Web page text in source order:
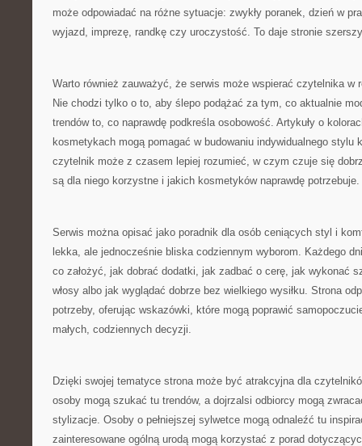
może odpowiadać na różne sytuacje: zwykły poranek, dzień w
wyjazd, imprezę, randkę czy uroczystość. To daje stronie
Warto również zauważyć, że serwis może wspierać czytelnika w
Nie chodzi tylko o to, aby ślepo podążać za tym, co aktualnie
trendów to, co naprawdę podkreśla osobowość. Artykuły o
kosmetykach mogą pomagać w budowaniu indywidualnego stylu
czytelnik może z czasem lepiej rozumieć, w czym czuje się
są dla niego korzystne i jakich kosmetyków naprawdę potrzebuje.
Serwis można opisać jako poradnik dla osób ceniących styl i
lekka, ale jednocześnie bliska codziennym wyborom. Każdego
co założyć, jak dobrać dodatki, jak zadbać o cerę, jak wykonać
włosy albo jak wyglądać dobrze bez wielkiego wysiłku. Strona
potrzeby, oferując wskazówki, które mogą poprawić
małych, codziennych decyzji.
Dzięki swojej tematyce strona może być atrakcyjna dla
osoby mogą szukać tu trendów, a dojrzalsi odbiorcy mogą
stylizacje. Osoby o pełniejszej sylwetce mogą odnaleźć tu
zainteresowane ogólną urodą mogą korzystać z porad